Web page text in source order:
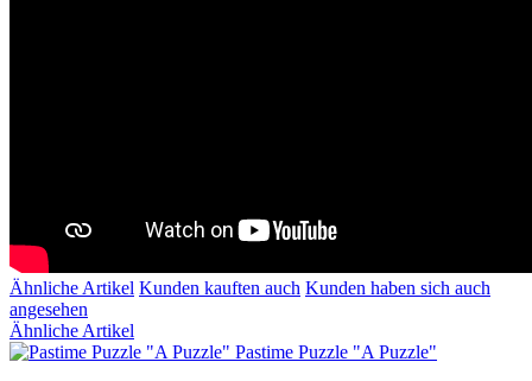
Ähnliche Artikel Kunden kauften auch Kunden haben sich auch
angesehen
Ähnliche Artikel
Pastime Puzzle "A Puzzle"